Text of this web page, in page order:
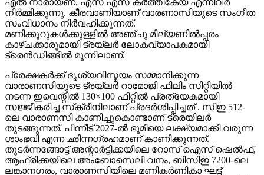
നിർമ്മിക്കുന്നു. കീരവാണിയാണ് വാരണാസിയുടെ സംഗീത
സംവിധാനം നിർവഹിക്കുന്നത്.
മണിക്കൂറുകൾക്കുള്ളിൽ അഞ്ചു മില്യണിൽപ്പരം
കാഴ്ചക്കാരുമായി ട്രയ്ലർ ലോകവ്യാപകമായി
ട്രെൻഡിങ്ങിൽ മുന്നിലാണ്.
പ്രേക്ഷകർക്ക് ദൃശ്യവിസ്മയം സമ്മാനിക്കുന്ന
വാരാണസിയുടെ ട്രയ്ലർ റാമോജി ഫിലിം സിറ്റിയിൽ
നടന്ന ഇവെന്റിൽ 130×100 ഫീറ്റിൽ പ്രത്യേകമായി
സജ്ജീകരിച്ച സ്‌ക്രീനിലാണ് പ്രദർശിപ്പിച്ചത് . സിഇ 512-
ലെ വാരാണസി കാണിച്ചുകൊണ്ടാണ് ട്രെയിലര്‍
തുടങ്ങുന്നത്. പിന്നീട് 2027-ല്‍ ഭൂമിയെ ലക്ഷ്യമാക്കി വരുന്ന
ശാംഭവി എന്ന ഛിന്നഗ്രഹമാണ് കാണിക്കുന്നത്.
തുടര്‍ന്നങ്ങോട്ട് അന്റാര്‍ട്ടിക്കയിലെ റോസ് ഐസ് ഷെല്‍ഫ്,
ആഫ്രിക്കയിലെ അംബോസെലി വനം, ബിസിഇ 7200-ലെ
ലങ്കാനഗരം, വാരാണസിയിലെ മണികര്‍ണികാ ഘട്ട്